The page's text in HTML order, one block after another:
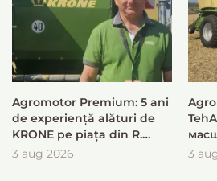
Agromotor Premium: 5 ani
de experiență alături de
KRONE pe piața din R.
Moldova
3 aug 2026 3